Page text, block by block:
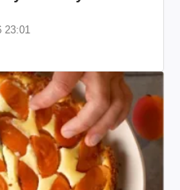
23:01